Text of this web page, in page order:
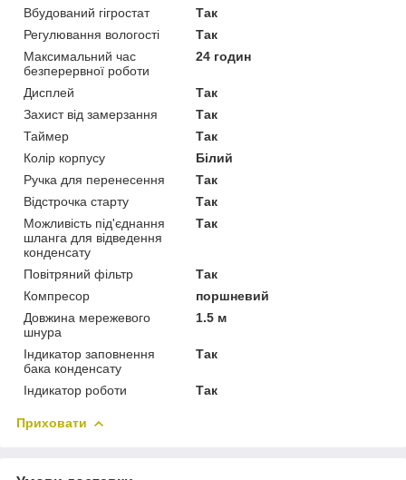
Вбудований гігростат
Так
Регулювання вологості
Так
Максимальний час
безперервної роботи
24 годин
Дисплей
Так
Захист від замерзання
Так
Таймер
Так
Колір корпусу
Білий
Ручка для перенесення
Так
Відстрочка старту
Так
Можливість під'єднання
шланга для відведення
конденсату
Так
Повітряний фільтр
Так
Компресор
поршневий
Довжина мережевого
шнура
1.5 м
Індикатор заповнення
бака конденсату
Так
Індикатор роботи Так
Приховати